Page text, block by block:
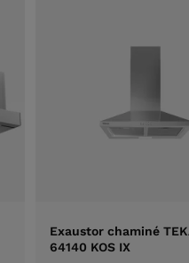
Exaustor chaminé
64140 KOS IX